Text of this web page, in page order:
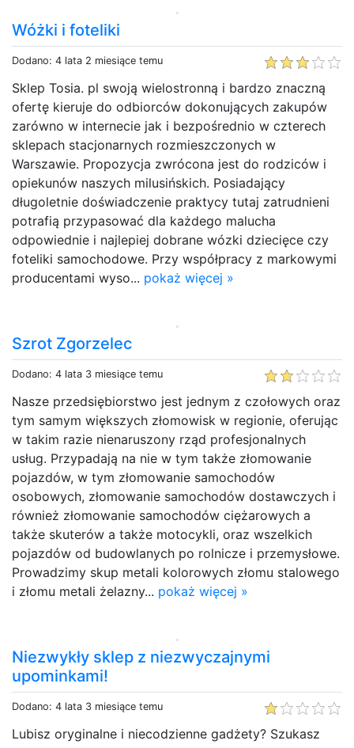
Wóżki i foteliki
Dodano: 4 lata 2 miesiące temu
Sklep Tosia. pl swoją wielostronną i bardzo znaczną
ofertę kieruje do odbiorców dokonujących zakupów
zarówno w internecie jak i bezpośrednio w czterech
sklepach stacjonarnych rozmieszczonych w
Warszawie. Propozycja zwrócona jest do rodziców i
opiekunów naszych milusińskich. Posiadający
długoletnie doświadczenie praktycy tutaj zatrudnieni
potrafią przypasować dla każdego malucha
odpowiednie i najlepiej dobrane wózki dziecięce czy
foteliki samochodowe. Przy współpracy z markowymi
producentami wyso... pokaż więcej »
Szrot Zgorzelec
Dodano: 4 lata 3 miesiące temu
Nasze przedsiębiorstwo jest jednym z czołowych oraz
tym samym większych złomowisk w regionie, oferując
w takim razie nienaruszony rząd profesjonalnych
usług. Przypadają na nie w tym także złomowanie
pojazdów, w tym złomowanie samochodów
osobowych, złomowanie samochodów dostawczych i
również złomowanie samochodów ciężarowych a
także skuterów a także motocykli, oraz wszelkich
pojazdów od budowlanych po rolnicze i przemysłowe.
Prowadzimy skup metali kolorowych złomu stalowego
i złomu metali żelazny... pokaż więcej »
Niezwykły sklep z niezwyczajnymi
upominkami!
Dodano: 4 lata 3 miesiące temu
Lubisz oryginalne i niecodzienne gadżety? Szukasz